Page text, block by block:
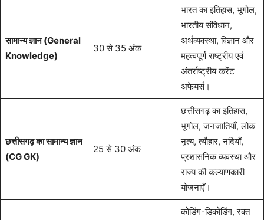
सामान्य ज्ञान (General
Knowledge)
30 से 35 अंक
भारत का इतिहास, भूगोल,
भारतीय संविधान,
अर्थव्यवस्था, विज्ञान और
महत्वपूर्ण राष्ट्रीय एवं
अंतर्राष्ट्रीय करेंट
अफेयर्स।
छत्तीसगढ़ का सामान्य ज्ञान
(CG GK)
25 से 30 अंक
छत्तीसगढ़ का इतिहास,
भूगोल, जनजातियाँ, लोक
नृत्य, त्यौहार, नदियाँ,
प्रशासनिक व्यवस्था और
राज्य की कल्याणकारी
योजनाएँ।
कोडिंग-डिकोडिंग, रक्त